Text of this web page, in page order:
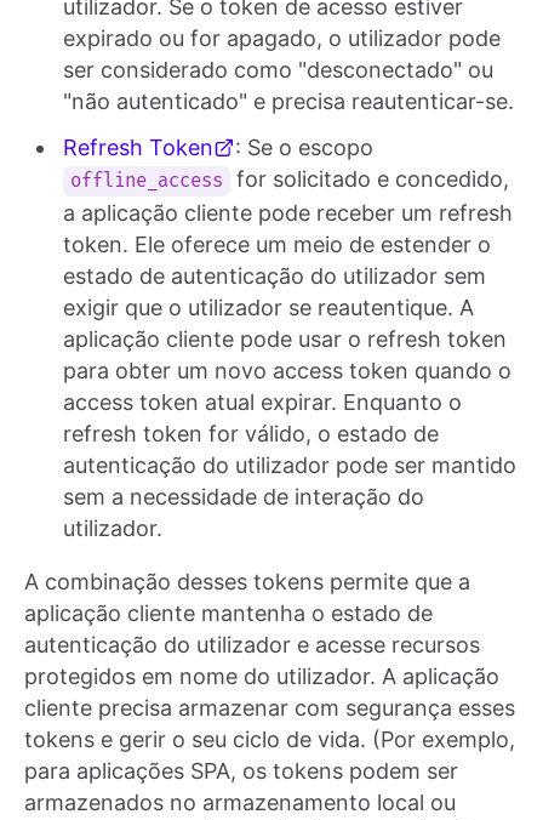
utilizador. Se o token de acesso estiver
expirado ou for apagado, o utilizador pode
ser considerado como "desconectado" ou
"não autenticado" e precisa reautenticar-se.
Refresh Token
: Se o escopo
offline_access
for solicitado e concedido,
a aplicação cliente pode receber um refresh
token. Ele oferece um meio de estender o
estado de autenticação do utilizador sem
exigir que o utilizador se reautentique. A
aplicação cliente pode usar o refresh token
para obter um novo access token quando o
access token atual expirar. Enquanto o
refresh token for válido, o estado de
autenticação do utilizador pode ser mantido
sem a necessidade de interação do
utilizador.
A combinação desses tokens permite que a
aplicação cliente mantenha o estado de
autenticação do utilizador e acesse recursos
protegidos em nome do utilizador. A aplicação
cliente precisa armazenar com segurança esses
tokens e gerir o seu ciclo de vida. (Por exemplo,
para aplicações SPA, os tokens podem ser
armazenados no armazenamento local ou